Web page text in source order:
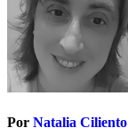
Por Natalia Ciliento